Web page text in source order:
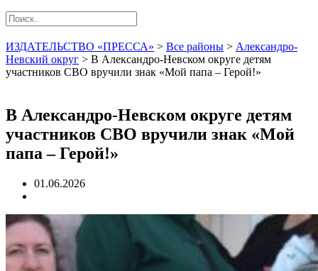
ИЗДАТЕЛЬСТВО «ПРЕССА» > Все районы > Александро-
Невский округ > В Александро-Невском округе детям
участников СВО вручили знак «Мой папа – Герой!»
В Александро-Невском округе детям
участников СВО вручили знак «Мой
папа – Герой!»
01.06.2026